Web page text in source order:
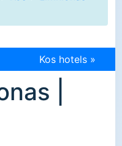
Kos hotels »
|